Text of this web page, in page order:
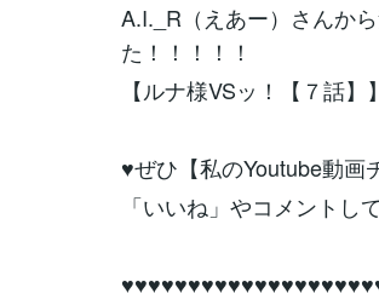
A.I._R（えあー）さんか
た！！！！！
【ルナ様VSッ！【７話】】
♥ぜひ【私のYoutube動画
「いいね」やコメント